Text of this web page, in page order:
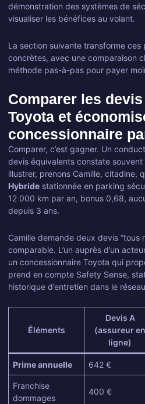
démonstration des systèmes de
visualiser les bénéfices au volant.
La section suivante transforme ces
concrètes, avec une comparaison
méthode pas-à-pas pour payer
Comparer les devis
Toyota et
concessionnaire
Comparer, c’est gagner. Un
devis équivalents constate
illustrer, prenons Camille, citadine,
Hybride stationnée en parking
12 000 km par an, bonus 0,68,
depuis 3 ans.
Camille demande deux devis “tous
comparable. L’un auprès d’un
un concessionnaire Toyota qui
prend en compte Safety Sense,
historique d’entretien dans le
Éléments
Devis A
(assureur en
ligne)
Prime annuelle 642 €
Franchise
dommages
400 €